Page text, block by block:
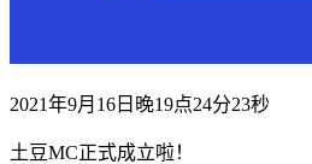
2021年9月16日晚19点24分23秒
土豆MC正式成立啦！